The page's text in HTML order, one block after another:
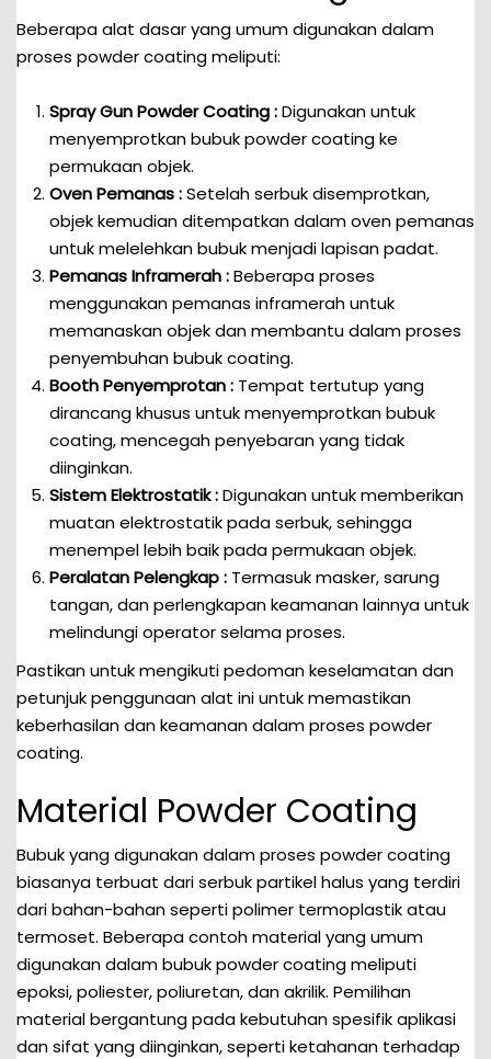
Beberapa alat dasar yang umum digunakan dalam
proses powder coating meliputi:
Spray Gun Powder Coating :Digunakan untuk
menyemprotkan bubuk powder coating ke
permukaan objek.
Oven Pemanas :Setelah serbuk disemprotkan,
objek kemudian ditempatkan dalam oven pemanas
untuk melelehkan bubuk menjadi lapisan padat.
Pemanas Inframerah :Beberapa proses
menggunakan pemanas inframerah untuk
memanaskan objek dan membantu dalam proses
penyembuhan bubuk coating.
Booth Penyemprotan : Tempat tertutup yang
dirancang khusus untuk menyemprotkan bubuk
coating, mencegah penyebaran yang tidak
diinginkan.
Sistem Elektrostatik :Digunakan untuk memberikan
muatan elektrostatik pada serbuk, sehingga
menempel lebih baik pada permukaan objek.
Peralatan Pelengkap : Termasuk masker, sarung
tangan, dan perlengkapan keamanan lainnya untuk
melindungi operator selama proses.
Pastikan untuk mengikuti pedoman keselamatan dan
petunjuk penggunaan alat ini untuk memastikan
keberhasilan dan keamanan dalam proses powder
coating.
Material Powder Coating
Bubuk yang digunakan dalam proses powder coating
biasanya terbuat dari serbuk partikel halus yang terdiri
dari bahan-bahan seperti polimer termoplastik atau
termoset. Beberapa contoh material yang umum
digunakan dalam bubuk powder coating meliputi
epoksi, poliester, poliuretan, dan akrilik. Pemilihan
material bergantung pada kebutuhan spesifik aplikasi
dan sifat yang diinginkan, seperti ketahanan terhadap